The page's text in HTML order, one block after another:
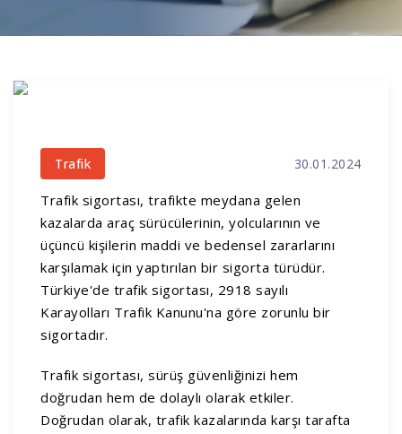
Trafik 30.01.2024
Trafik sigortası, trafikte meydana gelen
kazalarda araç sürücülerinin, yolcularının ve
üçüncü kişilerin maddi ve bedensel zararlarını
karşılamak için yaptırılan bir sigorta türüdür.
Türkiye'de trafik sigortası, 2918 sayılı
Karayolları Trafik Kanunu'na göre zorunlu bir
sigortadır.
Trafik sigortası, sürüş güvenliğinizi hem
doğrudan hem de dolaylı olarak etkiler.
Doğrudan olarak, trafik kazalarında karşı tarafta